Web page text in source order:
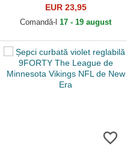
League de Pittsburgh
Steelers NFL de New Era
EUR 23,95
Comandă-l 17 - 19 august